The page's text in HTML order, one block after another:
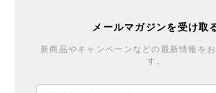
メールマガジンを受け取
新商品やキャンペーンなどの最新情報を
す。